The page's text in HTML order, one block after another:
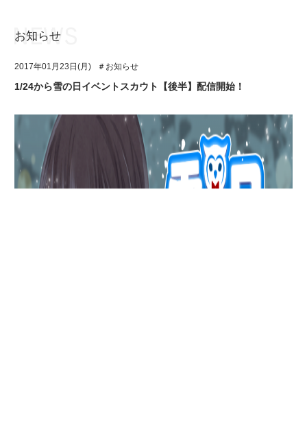
アプリゲーム
イベント・キャンペーン
ミュージック
ユニット&キャラクター
アプリゲーム
イベント・キャンペーン
お知らせ
2017年01月23日(月) ＃お知らせ
1/24から雪の日イベントスカウト【後半】配信開始！